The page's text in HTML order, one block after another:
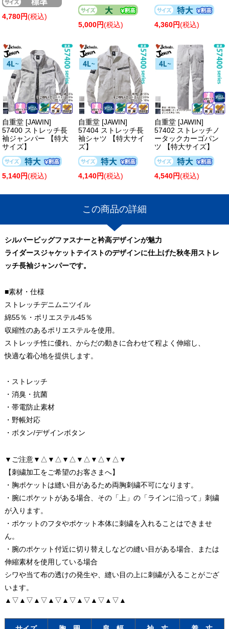
4,780円(税込)
5,000円(税込) 4,360円(税込)
自重堂 [JAWIN]
57400 ストレッチ長
袖ジャンパー 【特大
サイズ】
5,140円(税込)
自重堂 [JAWIN]
57404 ストレッチ長
袖シャツ 【特大サイ
ズ】
4,140円(税込)
自重堂 [JAWIN]
57402 ストレッチノ
ータックカーゴパン
ツ 【特大サイズ】
4,540円(税込)
この商品の詳細
シルバービッグファスナーと衿高デザインが魅力
ライダースジャケットテイストのデザインに仕上げた秋冬用ストレ
ッチ長袖ジャンパーです。
■素材・仕様
ストレッチデニムニツイル
綿55％・ポリエステル45％
収縮性のあるポリエステルを使用。
ストレッチ性に優れ、からだの動きに合わせて程よく伸縮し、
快適な着心地を提供します。
・ストレッチ
・消臭・抗菌
・帯電防止素材
・野帳対応
・ボタン/デザインボタン
▼ご注意▼△▼△▼△▼△▼△▼△▼
【刺繍加工をご希望のお客さまへ】
・胸ポケットは縫い目があるため両胸刺繍不可になります。
・腕にポケットがある場合、その「上」の「ラインに沿って」刺繍
が入ります。
・ポケットのフタやポケット本体に刺繍を入れることはできませ
ん。
・腕のポケット付近に切り替えしなどの縫い目がある場合、または
伸縮素材を使用している場合
シワや当て布の透けの発生や、縫い目の上に刺繍が入ることがござ
います。
▲▽▲▽▲▽▲▽▲▽▲▽▲▽▲▽▲